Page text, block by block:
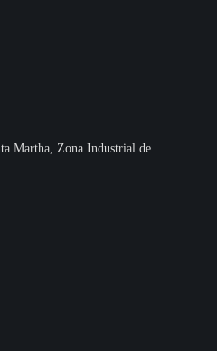
Martha, Zona Industrial de